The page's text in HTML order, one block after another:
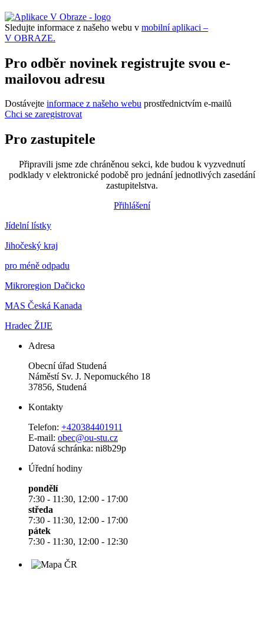
Sledujte informace z našeho webu v mobilní aplikaci –
V OBRAZE.
Pro odběr novinek registrujte svou e-
mailovou adresu
Dostávejte informace z našeho webu prostřednictvím e-mailů
Chci se zaregistrovat
Pro zastupitele
Připravili jsme zde chráněnou sekci, kde budou k vyzvednutí
podklady v elektronické podobě pro jednání jednotlivých zasedání
zastupitelstva.
Přihlášení
Jídelní lístky
Jihočeský kraj
pro méně odpadu
Mikroregion Dačicko
MAS Česká Kanada
Hradec ŽIJE
Adresa
Obecní úřad Studená
Náměstí Sv. J. Nepomuckého 18
37856, Studená
Kontakty
Telefon: +420384401911
E-mail: obec@ou-stu.cz
Datová schránka: ni8b29p
Úřední hodiny
pondělí
7:30 - 11:30, 12:00 - 17:00
středa
7:30 - 11:30, 12:00 - 17:00
pátek
7:30 - 11:30, 12:00 - 12:30